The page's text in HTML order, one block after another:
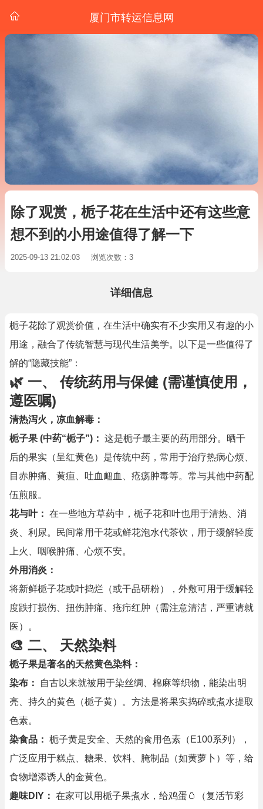
厦门市转运信息网
除了观赏，栀子花在生活中还有这些意
想不到的小用途值得了解一下
2025-09-13 21:02:03 浏览次数：3
详细信息
栀子花除了观赏价值，在生活中确实有不少实用又有趣的小
用途，融合了传统智慧与现代生活美学。以下是一些值得了
解的“隐藏技能”：
🌿 一、 传统药用与保健 (需谨慎使用，
遵医嘱)
清热泻火，凉血解毒：
栀子果 (中药“栀子”)： 这是栀子最主要的药用部分。晒干
后的果实（呈红黄色）是传统中药，常用于治疗热病心烦、
目赤肿痛、黄疸、吐血衄血、疮疡肿毒等。常与其他中药配
伍煎服。
花与叶： 在一些地方草药中，栀子花和叶也用于清热、消
炎、利尿。民间常用干花或鲜花泡水代茶饮，用于缓解轻度
上火、咽喉肿痛、心烦不安。
外用消炎：
将新鲜栀子花或叶捣烂（或干品研粉），外敷可用于缓解轻
度跌打损伤、扭伤肿痛、疮疖红肿（需注意清洁，严重请就
医）。
🎨 二、 天然染料
栀子果是著名的天然黄色染料：
染布：
自古以来就被用于染丝绸、棉麻等织物，能染出明
亮、持久的黄色（栀子黄）。方法是将果实捣碎或煮水提取
色素。
染食品： 栀子黄是安全、天然的食用色素（E100系列），
广泛应用于糕点、糖果、饮料、腌制品（如黄萝卜）等，给
食物增添诱人的金黄色。
趣味DIY： 在家可以用栀子果煮水，给鸡蛋🥚（复活节彩